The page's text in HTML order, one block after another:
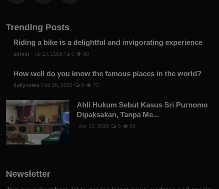
Trending Posts
Riding a bike is a delightful and invigorating experience
admin Feb 19, 2025 0 80
How well do you know the famous places in the world?
dailynews Feb 18, 2025 0 73
Ahli Hukum Sebut Kasus Sri Purnomo
Dipaksakan, Tanpa Me...
Apr 15, 2026 0 69
Newsletter